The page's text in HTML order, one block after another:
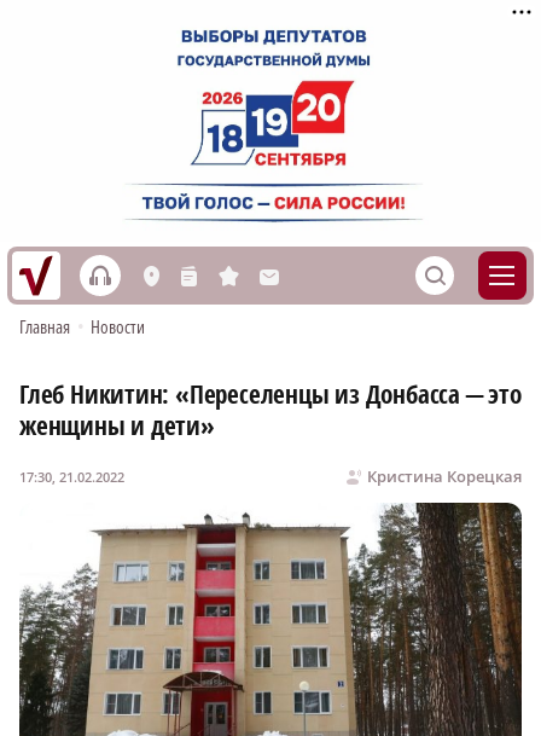
h L n s M S
Главная • Новости
Глеб Никитин: «Переселенцы из Донбасса — это
женщины и дети»
Кристина Корецкая
17:30, 21.02.2022